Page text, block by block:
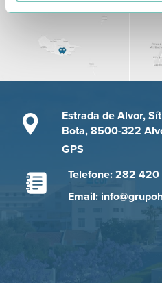
Estrada de Alvor,
Bota, 8500-322
GPS
Telefone: 282
Email: